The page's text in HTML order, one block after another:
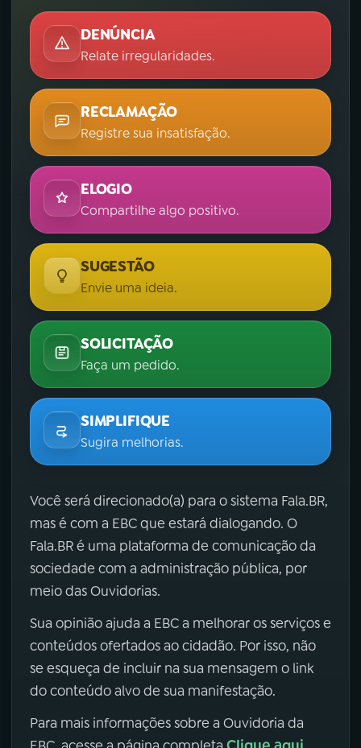
DENÚNCIA
Relate irregularidades.
RECLAMAÇÃO
Registre sua insatisfação.
ELOGIO
Compartilhe algo positivo.
SUGESTÃO
Envie uma ideia.
SOLICITAÇÃO
Faça um pedido.
SIMPLIFIQUE
Sugira melhorias.
Você será direcionado(a) para o sistema Fala.BR,
mas é com a EBC que estará dialogando. O
Fala.BR é uma plataforma de comunicação da
sociedade com a administração pública, por
meio das Ouvidorias.
Sua opinião ajuda a EBC a melhorar os serviços e
conteúdos ofertados ao cidadão. Por isso, não
se esqueça de incluir na sua mensagem o link
do conteúdo alvo de sua manifestação.
Para mais informações sobre a Ouvidoria da